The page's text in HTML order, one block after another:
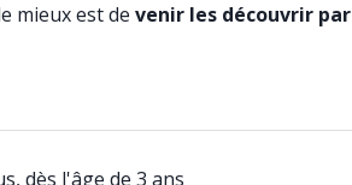
mieux est de venir les découvrir par
dès l'âge de 3 ans